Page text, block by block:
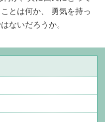
とは何か、 勇気を持っ
ないだろうか。